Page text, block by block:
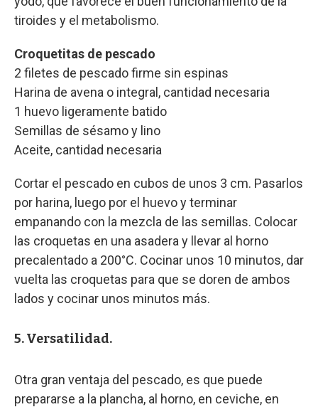
tiroides y el metabolismo.
Croquetitas de pescado
2 filetes de pescado firme sin espinas
Harina de avena o integral, cantidad necesaria
1 huevo ligeramente batido
Semillas de sésamo y lino
Aceite, cantidad necesaria
Cortar el pescado en cubos de unos 3 cm. Pasarlos
por harina, luego por el huevo y terminar
empanando con la mezcla de las semillas. Colocar
las croquetas en una asadera y llevar al horno
precalentado a 200°C. Cocinar unos 10 minutos, dar
vuelta las croquetas para que se doren de ambos
lados y cocinar unos minutos más.
5. Versatilidad.
Otra gran ventaja del pescado, es que puede
prepararse a la plancha, al horno, en ceviche, en